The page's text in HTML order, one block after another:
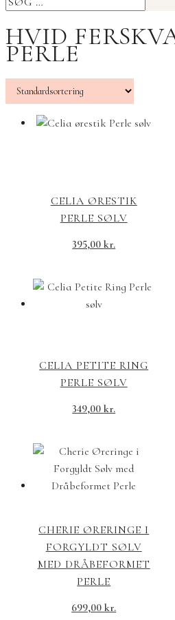
HVID
PERLE
CELIA ØRESTIK
PERLE SØLV
395,00kr.
CELIA PETITE RING
PERLE SØLV
349,00kr.
CHERIE ØRERINGE I
FORGYLDT SØLV
MED DRÅBEFORMET
PERLE
699,00kr.